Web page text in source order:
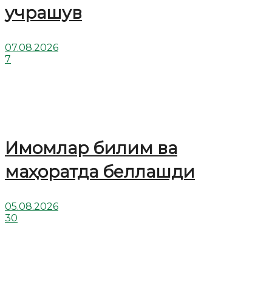
учрашув
07.08.2026
7
Имомлар билим ва
маҳоратда беллашди
05.08.2026
30